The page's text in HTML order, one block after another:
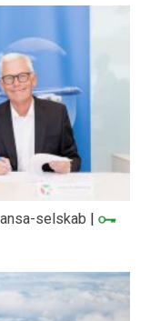
selskab |